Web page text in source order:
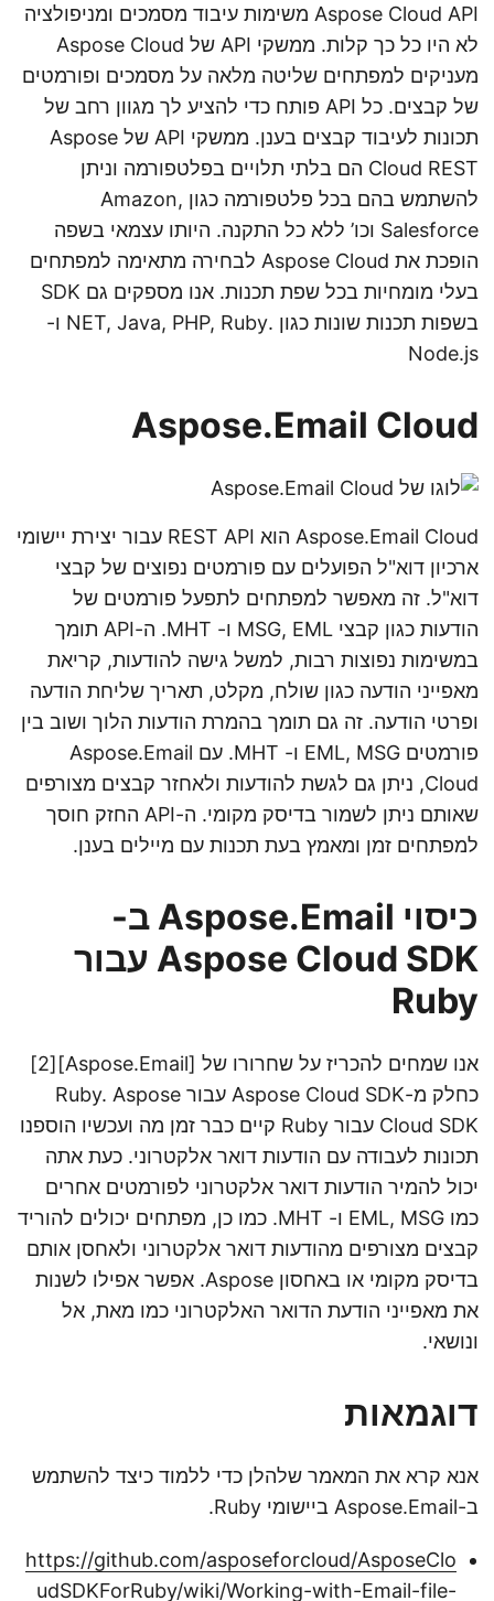
Aspose Cloud API משימות עיבוד מסמכים ומניפולציה
לא היו כל כך קלות. ממשקי API של Aspose Cloud
מעניקים למפתחים שליטה מלאה על מסמכים ופורמטים
של קבצים. כל API פותח כדי להציע לך מגוון רחב של
תכונות לעיבוד קבצים בענן. ממשקי API של Aspose
Cloud REST הם בלתי תלויים בפלטפורמה וניתן
להשתמש בהם בכל פלטפורמה כגון Amazon,
Salesforce וכו’ ללא כל התקנה. היותו עצמאי בשפה
הופכת את Aspose Cloud לבחירה מתאימה למפתחים
בעלי מומחיות בכל שפת תכנות. אנו מספקים גם SDK
בשפות תכנות שונות כגון .NET, Java, PHP, Ruby ו-
Node.js
Aspose.Email Cloud
Aspose.Email Cloud הוא REST API עבור יצירת יישומי
ארכיון דוא"ל הפועלים עם פורמטים נפוצים של קבצי
דוא"ל. זה מאפשר למפתחים לתפעל פורמטים של
הודעות כגון קבצי MSG, EML ו- MHT. ה-API תומך
במשימות נפוצות רבות, למשל גישה להודעות, קריאת
מאפייני הודעה כגון שולח, מקלט, תאריך שליחת הודעה
ופרטי הודעה. זה גם תומך בהמרת הודעות הלוך ושוב בין
פורמטים EML, MSG ו- MHT. עם Aspose.Email
Cloud, ניתן גם לגשת להודעות ולאחזר קבצים מצורפים
שאותם ניתן לשמור בדיסק מקומי. ה-API החזק חוסך
למפתחים זמן ומאמץ בעת תכנות עם מיילים בענן.
כיסוי Aspose.Email ב-
Aspose Cloud SDK עבור
Ruby
אנו שמחים להכריז על שחרורו של [Aspose.Email][2]
כחלק מ-Aspose Cloud SDK עבור Ruby. Aspose
Cloud SDK עבור Ruby קיים כבר זמן מה ועכשיו הוספנו
תכונות לעבודה עם הודעות דואר אלקטרוני. כעת אתה
יכול להמיר הודעות דואר אלקטרוני לפורמטים אחרים
כמו EML, MSG ו- MHT. כמו כן, מפתחים יכולים להוריד
קבצים מצורפים מהודעות דואר אלקטרוני ולאחסן אותם
בדיסק מקומי או באחסון Aspose. אפשר אפילו לשנות
את מאפייני הודעת הדואר האלקטרוני כמו מאת, אל
ונושאי.
דוגמאות
אנא קרא את המאמר שלהלן כדי ללמוד כיצד להשתמש
ב-Aspose.Email ביישומי Ruby.
https://github.com/asposeforcloud/AsposeClo
udSDKForRuby/wiki/Working-with-Email-file-